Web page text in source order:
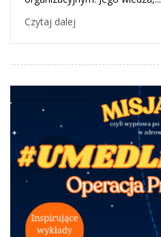
Czytaj dalej